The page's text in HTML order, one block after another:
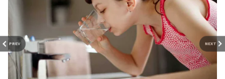
PREV NEXT